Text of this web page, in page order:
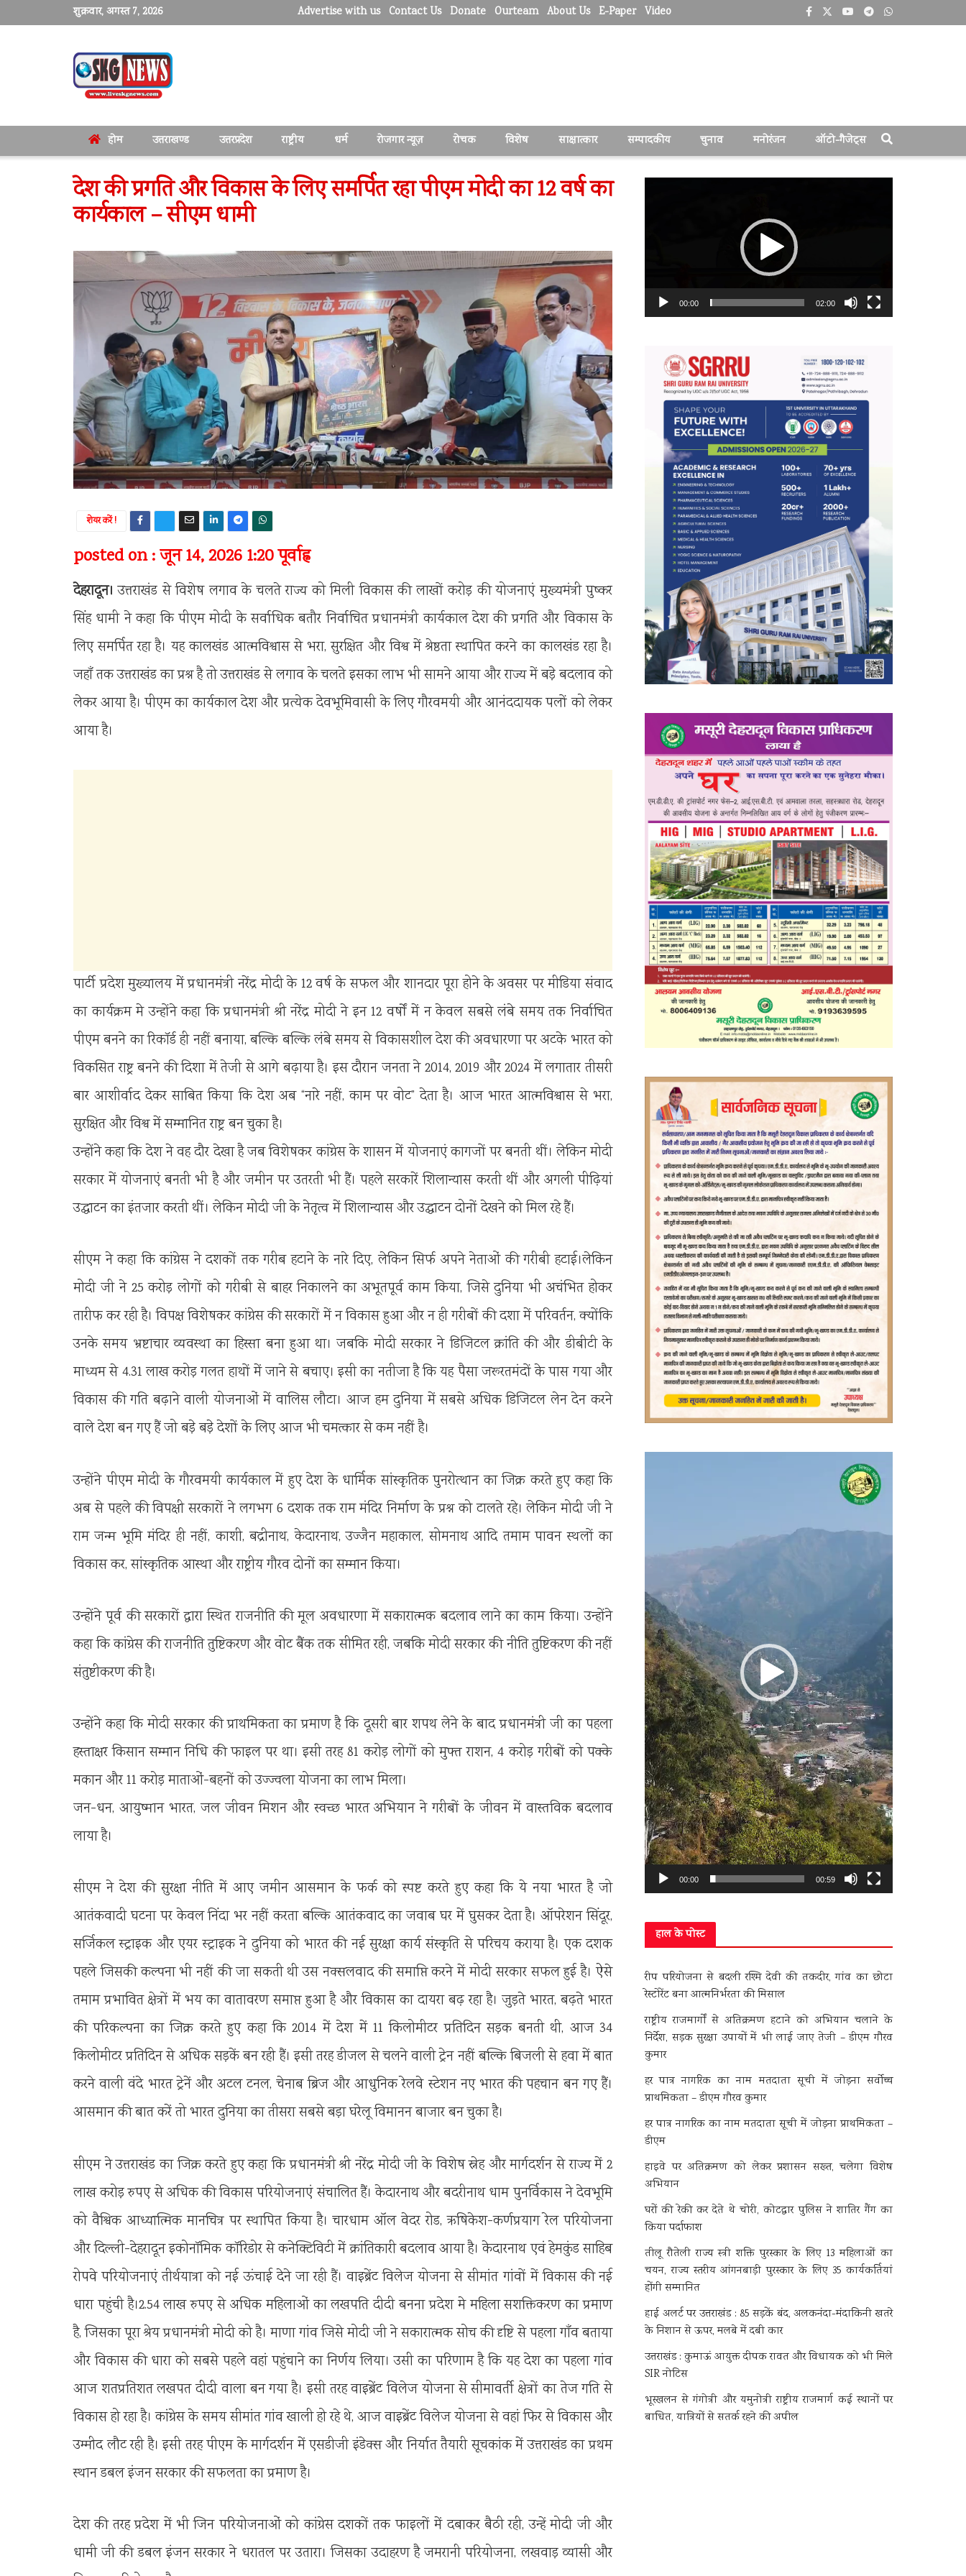
शुक्रवार, अगस्त 7, 2026 Advertise with us Contact Us Donate Ourteam About Us E-Paper Video
होम उत्तराखण्ड उत्तरप्रदेश राष्ट्रीय धर्म रोजगार न्यूज़ रोचक विशेष साक्षात्कार सम्पादकीय चुनाव मनोरंजन ऑटो-गैजेट्स
देश की प्रगति और विकास के लिए समर्पित रहा पीएम मोदी का 12 वर्ष का
कार्यकाल – सीएम धामी
शेयर करें !
posted on : जून 14, 2026 1:20 पूर्वाह्न
देहरादून।उत्तराखंड से विशेष लगाव के चलते राज्य को मिली विकास की लाखों करोड़ की योजनाएं मुख्यमंत्री पुष्कर
सिंह धामी ने कहा कि पीएम मोदी के सर्वाधिक बतौर निर्वाचित प्रधानमंत्री कार्यकाल देश की प्रगति और विकास के
लिए समर्पित रहा है। यह कालखंड आत्मविश्वास से भरा, सुरक्षित और विश्व में श्रेष्ठता स्थापित करने का कालखंड रहा है।
जहाँ तक उत्तराखंड का प्रश्न है तो उत्तराखंड से लगाव के चलते इसका लाभ भी सामने आया और राज्य में बड़े बदलाव को
लेकर आया है। पीएम का कार्यकाल देश और प्रत्येक देवभूमिवासी के लिए गौरवमयी और आनंददायक पलों को लेकर
आया है।
पार्टी प्रदेश मुख्यालय में प्रधानमंत्री नरेंद्र मोदी के 12 वर्ष के सफल और शानदार पूरा होने के अवसर पर मीडिया संवाद
का कार्यक्रम मे उन्होंने कहा कि प्रधानमंत्री श्री नरेंद्र मोदी ने इन 12 वर्षों में न केवल सबसे लंबे समय तक निर्वाचित
पीएम बनने का रिकॉर्ड ही नहीं बनाया, बल्कि बल्कि लंबे समय से विकासशील देश की अवधारणा पर अटके भारत को
विकसित राष्ट्र बनने की दिशा में तेजी से आगे बढ़ाया है। इस दौरान जनता ने 2014, 2019 और 2024 में लगातार तीसरी
बार आशीर्वाद देकर साबित किया कि देश अब “नारे नहीं, काम पर वोट” देता है। आज भारत आत्मविश्वास से भरा,
सुरक्षित और विश्व में सम्मानित राष्ट्र बन चुका है।
उन्होंने कहा कि देश ने वह दौर देखा है जब विशेषकर कांग्रेस के शासन में योजनाएं कागजों पर बनती थीं। लेकिन मोदी
सरकार में योजनाएं बनती भी है और जमीन पर उतरती भी हैं। पहले सरकारें शिलान्यास करती थीं और अगली पीढ़ियां
उ‌द्घाटन का इंतजार करती थीं। लेकिन मोदी जी के नेतृत्व में शिलान्यास और उद्घाटन दोनों देखने को मिल रहे हैं।
सीएम ने कहा कि कांग्रेस ने दशकों तक गरीब हटाने के नारे दिए, लेकिन सिर्फ अपने नेताओं की गरीबी हटाई।लेकिन
मोदी जी ने 25 करोड़ लोगों को गरीबी से बाहर निकालने का अभूतपूर्व काम किया, जिसे दुनिया भी अचंभित होकर
तारीफ कर रही है। विपक्ष विशेषकर कांग्रेस की सरकारों में न विकास हुआ और न ही गरीबों की दशा में परिवर्तन, क्योंकि
उनके समय भ्रष्टाचार व्यवस्था का हिस्सा बना हुआ था। जबकि मोदी सरकार ने डिजिटल क्रांति की और डीबीटी के
माध्यम से 4.31 लाख करोड़ गलत हाथों में जाने से बचाए। इसी का नतीजा है कि यह पैसा जरूरतमंदों के पास गया और
विकास की गति बढ़ाने वाली योजनाओं में वालिस लौटा। आज हम दुनिया में सबसे अधिक डिजिटल लेन देन करने
वाले देश बन गए हैं जो बड़े बड़े देशों के लिए आज भी चमत्कार से कम नहीं है।
उन्होंने पीएम मोदी के गौरवमयी कार्यकाल में हुए देश के धार्मिक सांस्कृतिक पुनरोत्थान का जिक्र करते हुए कहा कि
अब से पहले की विपक्षी सरकारों ने लगभग 6 दशक तक राम मंदिर निर्माण के प्रश्न को टालते रहे। लेकिन मोदी जी ने
राम जन्म भूमि मंदिर ही नहीं, काशी, बद्रीनाथ, केदारनाथ, उज्जैन महाकाल, सोमनाथ आदि तमाम पावन स्थलों का
विकास कर, सांस्कृतिक आस्था और राष्ट्रीय गौरव दोनों का सम्मान किया।
उन्होंने पूर्व की सरकारों द्वारा स्थित राजनीति की मूल अवधारणा में सकारात्मक बदलाव लाने का काम किया। उन्होंने
कहा कि कांग्रेस की राजनीति तुष्टिकरण और वोट बैंक तक सीमित रही, जबकि मोदी सरकार की नीति तुष्टिकरण की नहीं
संतुष्टीकरण की है।
उन्होंने कहा कि मोदी सरकार की प्राथमिकता का प्रमाण है कि दूसरी बार शपथ लेने के बाद प्रधानमंत्री जी का पहला
हस्ताक्षर किसान सम्मान निधि की फाइल पर था। इसी तरह 81 करोड़ लोगों को मुफ्त राशन, 4 करोड़ गरीबों को पक्के
मकान और 11 करोड़ माताओं-बहनों को उज्ज्वला योजना का लाभ मिला।
जन-धन, आयुष्मान भारत, जल जीवन मिशन और स्वच्छ भारत अभियान ने गरीबों के जीवन में वास्तविक बदलाव
लाया है।
सीएम ने देश की सुरक्षा नीति में आए जमीन आसमान के फर्क को स्पष्ट करते हुए कहा कि ये नया भारत है जो
आतंकवादी घटना पर केवल निंदा भर नहीं करता बल्कि आतंकवाद का जवाब घर में घुसकर देता है। ऑपरेशन सिंदूर,
सर्जिकल स्ट्राइक और एयर स्ट्राइक ने दुनिया को भारत की नई सुरक्षा कार्य संस्कृति से परिचय कराया है। एक दशक
पहले जिसकी कल्पना भी नहीं की जा सकती थी उस नक्सलवाद की समाप्ति करने में मोदी सरकार सफल हुई है। ऐसे
तमाम प्रभावित क्षेत्रों में भय का वातावरण समाप्त हुआ है और विकास का दायरा बढ़ रहा है। जुड़ते भारत, बढ़ते भारत
की परिकल्पना का जिक्र करते हुए कहा कि 2014 में देश में 11 किलोमीटर प्रतिदिन सड़क बनती थी, आज 34
किलोमीटर प्रतिदिन से अधिक सड़कें बन रही हैं। इसी तरह डीजल से चलने वाली ट्रेन नहीं बल्कि बिजली से हवा में बात
करने वाली वंदे भारत ट्रेनें और अटल टनल, चेनाब ब्रिज और आधुनिक रेलवे स्टेशन नए भारत की पहचान बन गए हैं।
आसमान की बात करें तो भारत दुनिया का तीसरा सबसे बड़ा घरेलू विमानन बाजार बन चुका है।
सीएम ने उत्तराखंड का जिक्र करते हुए कहा कि प्रधानमंत्री श्री नरेंद्र मोदी जी के विशेष स्नेह और मार्गदर्शन से राज्य में 2
लाख करोड़ रुपए से अधिक की विकास परियोजनाएं संचालित हैं। केदारनाथ और बदरीनाथ धाम पुनर्विकास ने देवभूमि
को वैश्विक आध्यात्मिक मानचित्र पर स्थापित किया है। चारधाम ऑल वेदर रोड, ऋषिकेश-कर्णप्रयाग रेल परियोजना
और दिल्ली-देहरादून इकोनॉमिक कॉरिडोर से कनेक्टिविटी में क्रांतिकारी बदलाव आया है। केदारनाथ एवं हेमकुंड साहिब
रोपवे परियोजनाएं तीर्थयात्रा को नई ऊंचाई देने जा रही हैं। वाइब्रेंट विलेज योजना से सीमांत गांवों में विकास की नई
धारा पहुंची है।2.54 लाख रुपए से अधिक महिलाओं का लखपति दीदी बनना प्रदेश मे महिला सशक्तिकरण का प्रमाण
है, जिसका पूरा श्रेय प्रधानमंत्री मोदी को है। माणा गांव जिसे मोदी जी ने सकारात्मक सोच की दृष्टि से पहला गाँव बताया
और विकास की धारा को सबसे पहले वहां पहुंचाने का निर्णय लिया। उसी का परिणाम है कि यह देश का पहला गांव
आज शतप्रतिशत लखपत दीदी वाला बन गया है। इसी तरह वाइब्रेंट विलेज योजना से सीमावर्ती क्षेत्रों का तेज गति से
विकास हो रहा है। कांग्रेस के समय सीमांत गांव खाली हो रहे थे, आज वाइब्रेंट विलेज योजना से वहां फिर से विकास और
उम्मीद लौट रही है। इसी तरह पीएम के मार्गदर्शन में एसडीजी इंडेक्स और निर्यात तैयारी सूचकांक में उत्तराखंड का प्रथम
स्थान डबल इंजन सरकार की सफलता का प्रमाण है।
देश की तरह प्रदेश में भी जिन परियोजनाओं को कांग्रेस दशकों तक फाइलों में दबाकर बैठी रही, उन्हें मोदी जी और
धामी जी की डबल इंजन सरकार ने धरातल पर उतारा। जिसका उदाहरण है जमरानी परियोजना, लखवाड़ व्यासी और
00:00 02:00
00:00 00:59
हाल के पोस्ट
रीप परियोजना से बदली रश्मि देवी की तकदीर, गांव का छोटा
रेस्टोरेंट बना आत्मनिर्भरता की मिसाल
राष्ट्रीय राजमार्गों से अतिक्रमण हटाने को अभियान चलाने के
निर्देश, सड़क सुरक्षा उपायों में भी लाई जाए तेजी – डीएम गौरव
कुमार
हर पात्र नागरिक का नाम मतदाता सूची में जोड़ना सर्वोच्च
प्राथमिकता – डीएम गौरव कुमार
हर पात्र नागरिक का नाम मतदाता सूची में जोड़ना प्राथमिकता –
डीएम
हाइवे पर अतिक्रमण को लेकर प्रशासन सख्त, चलेगा विशेष
अभियान
घरों की रेकी कर देते थे चोरी, कोटद्वार पुलिस ने शातिर गैंग का
किया पर्दाफाश
तीलू रौतेली राज्य स्त्री शक्ति पुरस्कार के लिए 13 महिलाओं का
चयन, राज्य स्तरीय आंगनबाड़ी पुरस्कार के लिए 35 कार्यकर्तियां
होंगी सम्मानित
हाई अलर्ट पर उत्तराखंड : 85 सड़कें बंद, अलकनंदा-मंदाकिनी खतरे
के निशान से ऊपर, मलबे में दबी कार
उत्तराखंड : कुमाऊं आयुक्त दीपक रावत और विधायक को भी मिले
SIR नोटिस
भूस्खलन से गंगोत्री और यमुनोत्री राष्ट्रीय राजमार्ग कई स्थानों पर
बाधित, यात्रियों से सतर्क रहने की अपील